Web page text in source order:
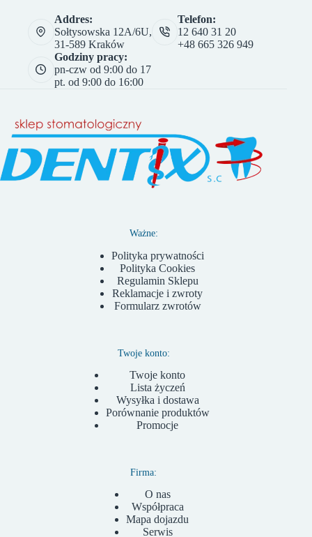
Addres:
Sołtysowska 12A/6U,
31-589 Kraków
Telefon:
12 640 31 20
+48 665 326 949
Godziny pracy:
pn-czw od 9:00 do 17
pt. od 9:00 do 16:00
Ważne:
Polityka prywatności
Polityka Cookies
Regulamin Sklepu
Reklamacje i zwroty
Formularz zwrotów
Twoje konto:
Twoje konto
Lista życzeń
Wysyłka i dostawa
Porównanie produktów
Promocje
Firma:
O nas
Współpraca
Mapa dojazdu
Serwis